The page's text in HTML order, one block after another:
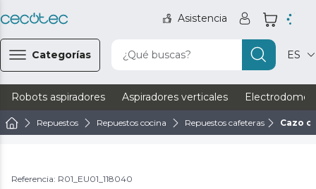
Asistencia
Categorías ¿Qué buscas? ES
Robots aspiradores Aspiradores verticales
Repuestos Repuestos cocina Repuestos cafeteras Cazo
Referencia: R01_EU01_118040